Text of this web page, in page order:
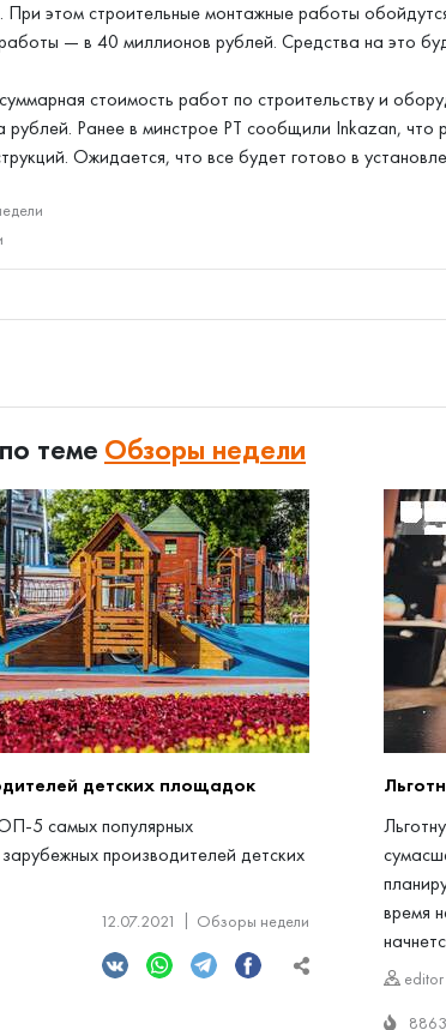
этом строительные монтажные работы
— в 40 миллионов рублей. Средства на это
стоимость работ по строительству и
рублей. Ранее в минстрое РТ сообщили Inkazan, что
Ожидается, что все будет готово в
теме Обзоры недели
детских площадок
5 самых популярных
производителей детских
12.07.2021 Обзоры недели
время
editor
8863